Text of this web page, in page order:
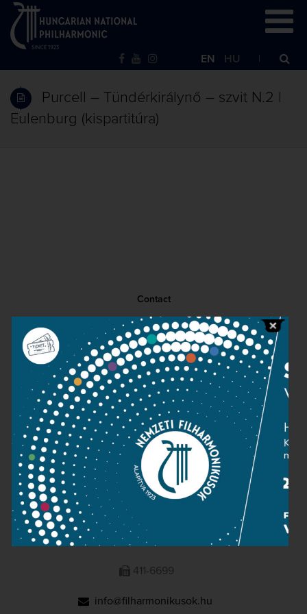
EN HU
Purcell – Tündérkirálynő – szvit N.2 |
Eulenburg (kispartitúra)
Contact
Public information
Press room
Terms and privacy
Imprint
NATIONAL PHILHARMONIC
1095 Budapest, Komor Marcell u. 1. (Müpa)
411-6600
411-6699
info@filharmonikusok.hu